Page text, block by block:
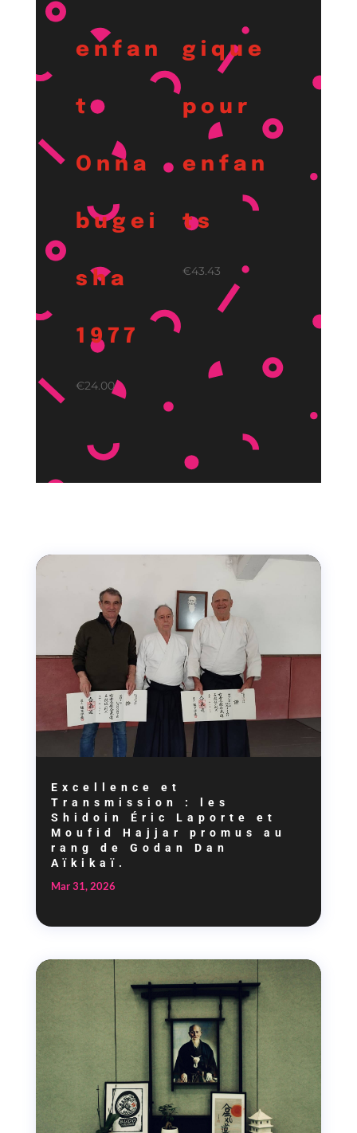
enfan
t
Onna
bugei
sha
1977
€24.00
gique
pour
enfan
ts
€43.43
Excellence et
Transmission : les
Shidoin Éric Laporte et
Moufid Hajjar promus au
rang de Godan Dan
Aïkikaï.
Mar 31, 2026